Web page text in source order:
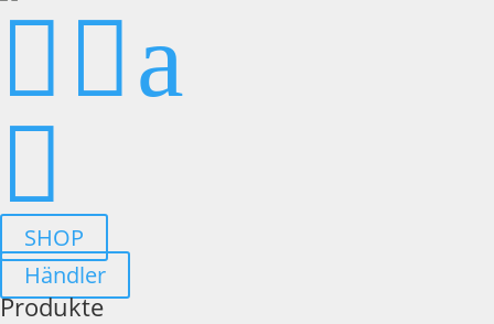
 a

SHOP
Händler
Produkte